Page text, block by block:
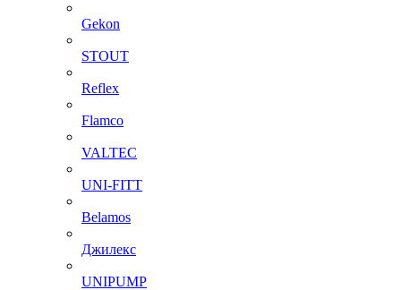
Gekon
STOUT
Reflex
Flamco
VALTEC
UNI-FITT
Belamos
Джилекс
UNIPUMP